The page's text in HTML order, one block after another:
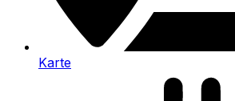
Karte